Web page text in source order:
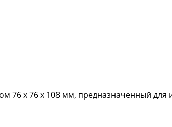
76 х 76 х 108 мм, предназначенный для